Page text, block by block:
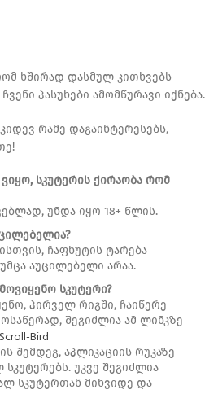
ხშირად დასმულ კითხვებს
პასუხები ამომწურავი იქნება.
რამე დაგაინტერესებს,
სკუტერის ქირაობა რომ
უნდა იყო 18+ წლის.
ჩაფხუტის ტარება
აუცილებელი არაა.
სკუტერი?
პირველ რიგში, ჩაიწერე
შეგიძლია ამ ლინკზე
Bird
შემდეგ, აპლიკაციის რუკაზე
სკუტერებს. უკვე შეგიძლია
სკუტერთან მიხვიდე და